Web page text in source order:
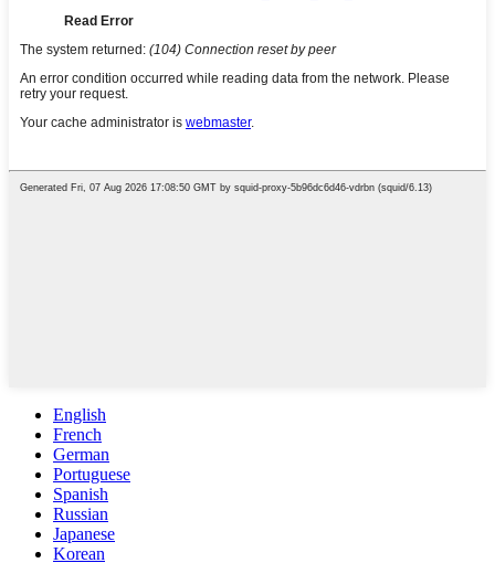
English
French
German
Portuguese
Spanish
Russian
Japanese
Korean